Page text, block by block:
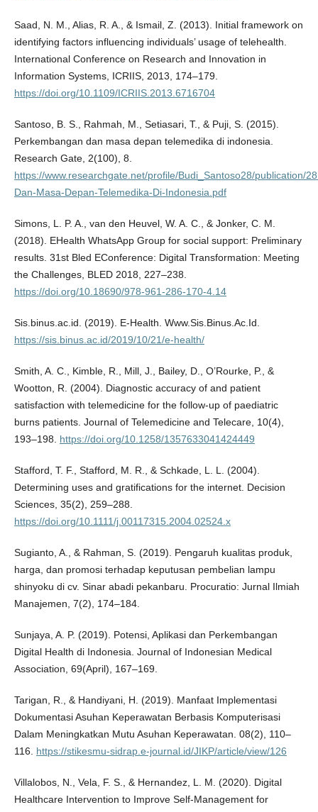
Saad, N. M., Alias, R. A., & Ismail, Z. (2013). Initial framework on
identifying factors influencing individuals’ usage of telehealth.
International Conference on Research and Innovation in
Information Systems, ICRIIS, 2013, 174–179.
https://doi.org/10.1109/ICRIIS.2013.6716704
Santoso, B. S., Rahmah, M., Setiasari, T., & Puji, S. (2015).
Perkembangan dan masa depan telemedika di indonesia.
Research Gate, 2(100), 8.
https://www.researchgate.net/profile/Budi_Santoso28/publication/
Dan-Masa-Depan-Telemedika-Di-Indonesia.pdf
Simons, L. P. A., van den Heuvel, W. A. C., & Jonker, C. M.
(2018). EHealth WhatsApp Group for social support: Preliminary
results. 31st Bled EConference: Digital Transformation: Meeting
the Challenges, BLED 2018, 227–238.
https://doi.org/10.18690/978-961-286-170-4.14
Sis.binus.ac.id. (2019). E-Health. Www.Sis.Binus.Ac.Id.
https://sis.binus.ac.id/2019/10/21/e-health/
Smith, A. C., Kimble, R., Mill, J., Bailey, D., O’Rourke, P., &
Wootton, R. (2004). Diagnostic accuracy of and patient
satisfaction with telemedicine for the follow-up of paediatric
burns patients. Journal of Telemedicine and Telecare, 10(4),
193–198. https://doi.org/10.1258/1357633041424449
Stafford, T. F., Stafford, M. R., & Schkade, L. L. (2004).
Determining uses and gratifications for the internet. Decision
Sciences, 35(2), 259–288.
https://doi.org/10.1111/j.00117315.2004.02524.x
Sugianto, A., & Rahman, S. (2019). Pengaruh kualitas produk,
harga, dan promosi terhadap keputusan pembelian lampu
shinyoku di cv. Sinar abadi pekanbaru. Procuratio: Jurnal Ilmiah
Manajemen, 7(2), 174–184.
Sunjaya, A. P. (2019). Potensi, Aplikasi dan Perkembangan
Digital Health di Indonesia. Journal of Indonesian Medical
Association, 69(April), 167–169.
Tarigan, R., & Handiyani, H. (2019). Manfaat Implementasi
Dokumentasi Asuhan Keperawatan Berbasis Komputerisasi
Dalam Meningkatkan Mutu Asuhan Keperawatan. 08(2), 110–
116. https://stikesmu-sidrap.e-journal.id/JIKP/article/view/126
Villalobos, N., Vela, F. S., & Hernandez, L. M. (2020). Digital
Healthcare Intervention to Improve Self-Management for